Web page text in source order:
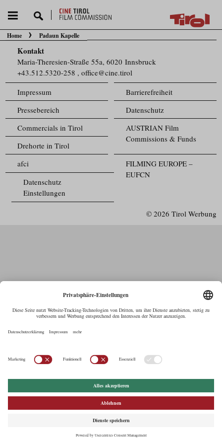
Sie befinden sich hier:
Home Padaun Kapelle
Kontakt
Maria-Theresien-Straße 55a, 6020 Innsbruck
+43.512.5320-258 ,office@cine.tirol
Impressum
Barrierefreiheit
Pressebereich
Datenschutz
Commercials in Tirol
AUSTRIAN Film
Commissions & Funds
Drehorte in Tirol
FILMING EUROPE –
EUFCN
afci
Datenschutz
Einstellungen
© 2026 Tirol Werbung